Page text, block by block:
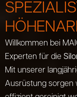
Willkommen bei
Experten für die
Mit unserer
Ausrüstung sorgen